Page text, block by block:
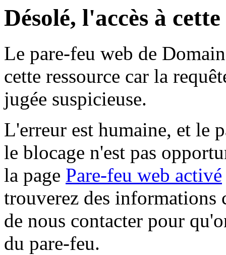
Désolé, l'accès à
Le pare-feu web de
cette ressource car la
jugée suspicieuse.
L'erreur est humaine, et le
le blocage n'est pas
la page Pare-feu web activé
trouverez des informations
de nous contacter pour
du pare-feu.